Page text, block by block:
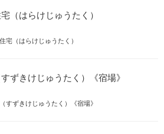
宅（はらけじゅうたく）
すずきけじゅうたく）《宿場》